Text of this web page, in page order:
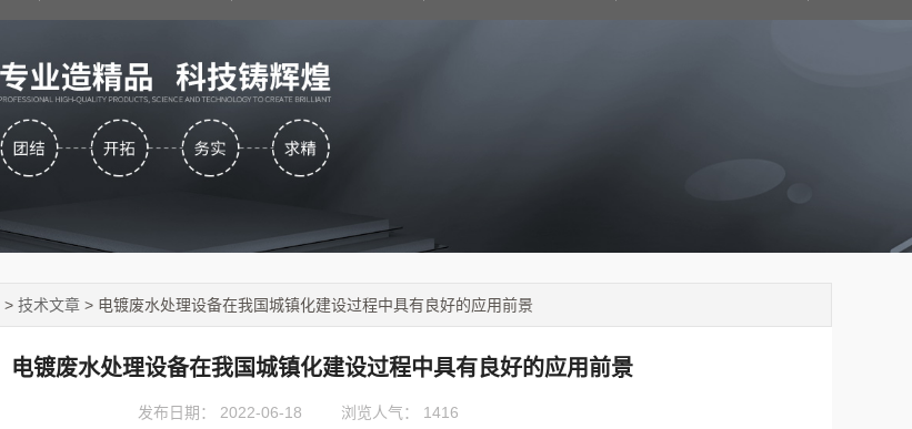
> 技术文章 > 电镀废水处理设备在我国城镇化建设过程中具有良好的应用前景
电镀废水处理设备在我国城镇化建设过程中具有良好的应用前景
发布日期： 2022-06-18 浏览人气： 1416